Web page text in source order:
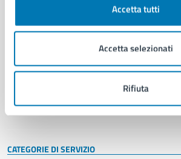
Accetta tutti
Accetta selezionati
Rifiuta
Uffici
Politici
Intranet, posta aziendale e protocollo
CATEGORIE DI SERVIZIO